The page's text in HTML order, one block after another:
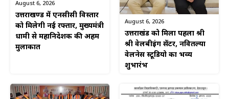
August 6, 2026
उत्तराखण्ड में एनसीसी विस्तार
को मिलेगी नई रफ्तार, मुख्यमंत्री
धामी से महानिदेशक की अहम
मुलाकात
August 6, 2026
उत्तराखंड को मिला पहला श्री
श्री वेलबीइंग सेंटर, नवितल्या
वेलनेस स्टूडियो का भव्य
शुभारंभ